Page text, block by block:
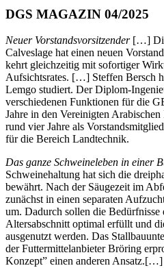
DGS MAGAZIN 04/2025
Neuer Vorstandsvorsitzender[…] Die
Calveslage hat einen neuen
kehrt gleichzeitig mit sofortiger
Aufsichtsrates. […] Steffen Bersch
Lemgo studiert. Der Diplom-
verschiedenen Funktionen für die
Jahre in den Vereinigten
rund vier Jahre als
für die Bereich Landtechnik.
Das ganze Schweineleben in einer
Schweinehaltung hat sich die
bewährt. Nach der Säugezeit im
zunächst in einen separaten
um. Dadurch sollen die
Altersabschnitt optimal erfüllt und
ausgenutzt werden. Das
der Futtermittelanbieter Bröring
Konzept” einen anderen Ansatz.[…]